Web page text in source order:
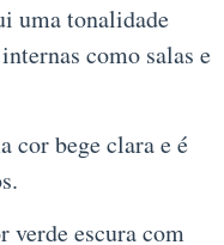
uma tonalidade
como salas e
cor bege clara e é
verde escura com